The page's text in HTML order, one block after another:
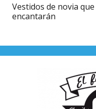
Vestidos de novia
encantarán